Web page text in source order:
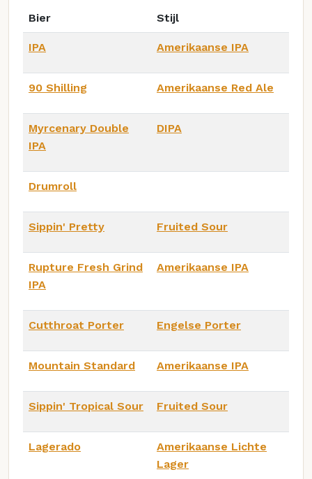
Bier Stijl
IPA Amerikaanse IPA
90 Shilling Amerikaanse Red Ale
Myrcenary Double
IPA
DIPA
Drumroll
Sippin' Pretty Fruited Sour
Rupture Fresh Grind
IPA
Amerikaanse IPA
Cutthroat Porter Engelse Porter
Mountain Standard Amerikaanse IPA
Sippin' Tropical Sour Fruited Sour
Lagerado
Amerikaanse Lichte
Lager